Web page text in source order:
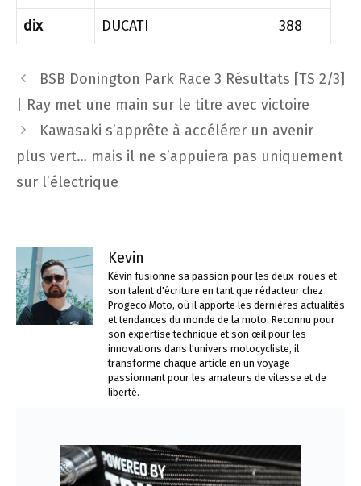
dix
DUCATI 388
Navigation
des
BSB Donington Park Race 3 Résultats [TS 2/3]
| Ray met une main sur le titre avec victoire
Kawasaki s’apprête à accélérer un avenir
plus vert… mais il ne s’appuiera pas uniquement
sur l’électrique
Kevin
Kévin fusionne sa passion pour les deux-roues et
son talent d'écriture en tant que rédacteur chez
Progeco Moto, où il apporte les dernières actualités
et tendances du monde de la moto. Reconnu pour
son expertise technique et son œil pour les
innovations dans l'univers motocycliste, il
transforme chaque article en un voyage
passionnant pour les amateurs de vitesse et de
liberté.